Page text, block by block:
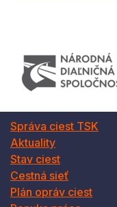
Správa ciest TSK
Aktuality
Stav ciest
Cestná sieť
Plán opráv ciest